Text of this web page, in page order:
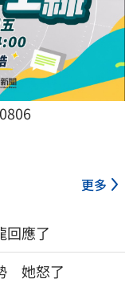
更多
回應了
她怒了